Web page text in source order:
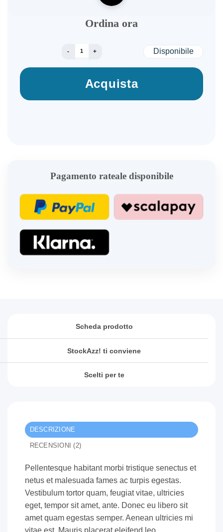
Ordina ora
Happy Ninja quantità Disponibile
Acquista
Pagamento rateale disponibile
Scheda prodotto
StockAzz! ti conviene
Scelti per te
DESCRIZIONE
RECENSIONI (2)
Pellentesque habitant morbi tristique senectus et
netus et malesuada fames ac turpis egestas.
Vestibulum tortor quam, feugiat vitae, ultricies
eget, tempor sit amet, ante. Donec eu libero sit
amet quam egestas semper. Aenean ultricies mi